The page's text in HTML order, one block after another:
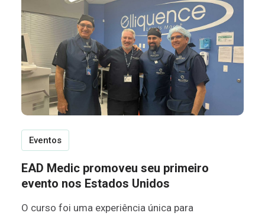
Eventos
EAD Medic promoveu seu primeiro
evento nos Estados Unidos
O curso foi uma experiência única para